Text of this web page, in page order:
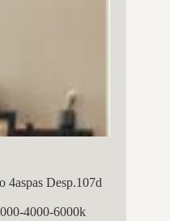
4aspas Desp.107d
4000-6000k